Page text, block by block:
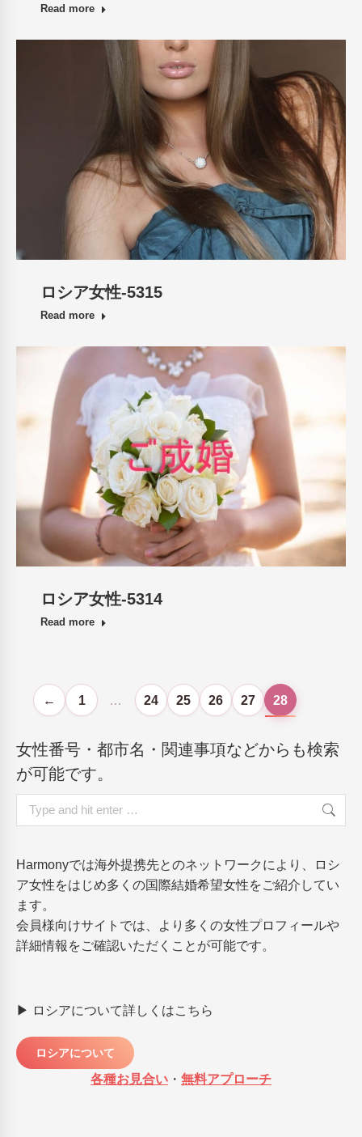
Read more
ロシア女性-5315
Read more
ロシア女性-5314
Read more
← 1 … 24 25 26 27 28
女性番号・都市名・関連事項などからも検索
が可能です。
Search:
Harmonyでは海外提携先とのネットワークにより、ロシ
ア女性をはじめ多くの国際結婚希望女性をご紹介してい
ます。
会員様向けサイトでは、より多くの女性プロフィールや
詳細情報をご確認いただくことが可能です。
▶ ロシアについて詳しくはこちら
ロシアについて
各種お見合い ・ 無料アプローチ